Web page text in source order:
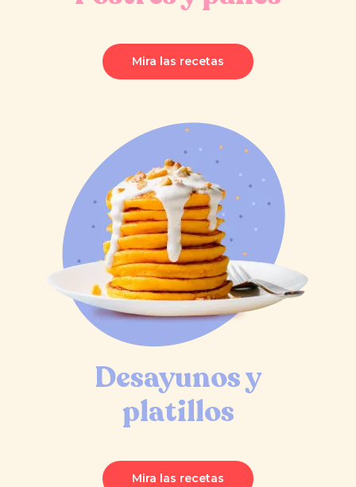
Mira las recetas
Desayunos y
platillos
Mira las recetas